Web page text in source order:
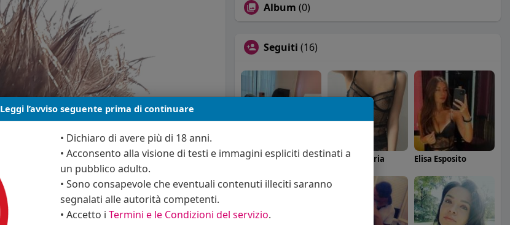
Album (0)
Seguiti (16)
Angelica Cattaneo callmevittoria Elisa Esposito
Leggi l’avviso seguente prima di continuare
• Dichiaro di avere più di 18 anni.
• Acconsento alla visione di testi e immagini espliciti destinati a
un pubblico adulto.
• Sono consapevole che eventuali contenuti illeciti saranno
segnalati alle autorità competenti.
• Accetto i Termini e le Condizioni del servizio.